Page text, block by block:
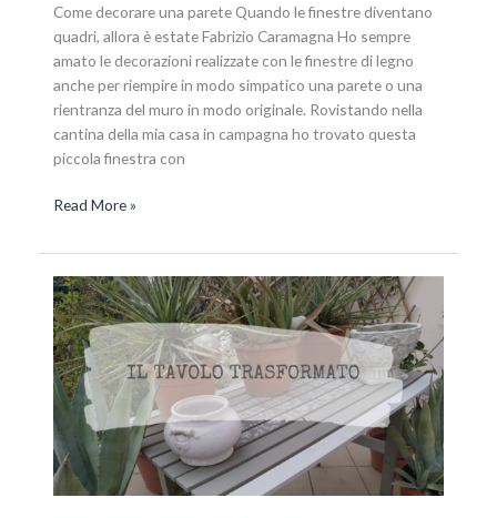
Come decorare una parete Quando le finestre diventano
quadri, allora è estate Fabrizio Caramagna Ho sempre
amato le decorazioni realizzate con le finestre di legno
anche per riempire in modo simpatico una parete o una
rientranza del muro in modo originale. Rovistando nella
cantina della mia casa in campagna ho trovato questa
piccola finestra con
Read More »
Relooking
di
un
tavolo